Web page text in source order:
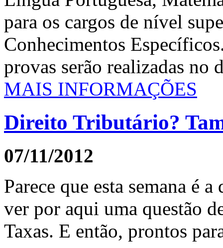
para os cargos de nível
Conhecimentos
provas serão realizadas no
MAIS INFORMAÇÕES
Direito Tributário?
07/11/2012
Parece que esta semana é
ver por aqui uma questão
Taxas. E então, prontos